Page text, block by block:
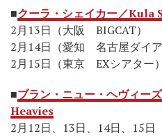
■クーラ・シェイカー／Kula
2月13日（大阪 BIGCAT）
2月14日（愛知 名古屋ダイア
2月15日（東京 EXシアター）
■ブラン・ニュー・ヘヴィー
Heavies
2月12日、13日、14日、15